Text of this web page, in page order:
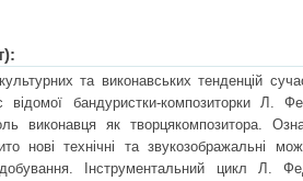
та виконавських тенденцій
відомої бандуристки-композиторки Л.
виконавця як творцякомпозитора.
нові технічні та звукозображальні
Інструментальний цикл Л.